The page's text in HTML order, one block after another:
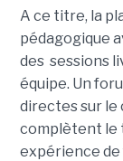
A ce titre, la
pédagogique
des sessions
équipe. Un
directes sur le
complètent le
expérience